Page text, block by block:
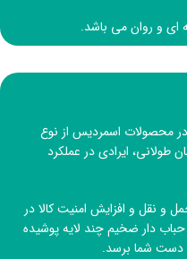
ای و روان می باشد.
در محصولات اسمردیس از نوع
طولانی، ایرادی در عملکرد
نقل و افزایش امنیت کالا در
دار ضخیم چند لایه پوشیده
دست شما برسد.